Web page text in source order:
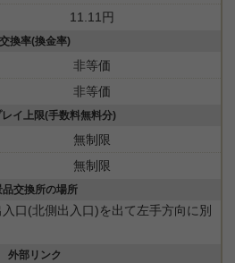
11.11円
交換率(換金率)
非等価
非等価
イ上限(手数料無料分)
無制限
無制限
品交換所の場所
口(北側出入口)を出て左手方向に別
外部リンク